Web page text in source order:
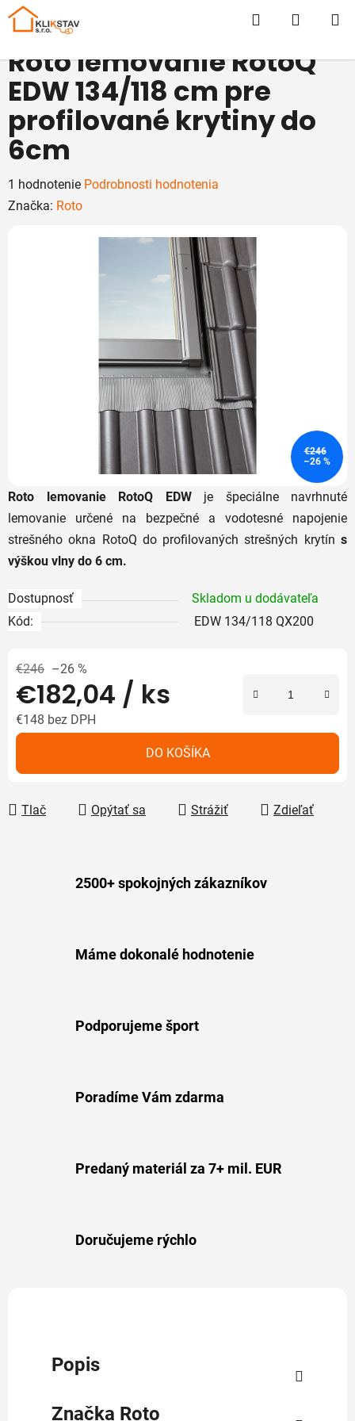
Prejsť
Hľadať
Roto lemovanie RotoQ EDW je špeciálne navrhnuté
lemovanie určené na bezpečné a vodotesné napojenie
strešnéhookna RotoQ do profilovanýchstrešných krytíns
výškou vlny do 6 cm.
Dostupnosť
Skladom u dodávateľa
Kód:
EDW 134/118 QX200
€246 –26 %
€182,04 / ks
€148 bez DPH
DO KOŠÍKA
Tlač Opýtať sa Strážiť Zdieľať
Roto lemovanie RotoQ
EDW 134/118 cm pre
profilované krytiny do
6cm
Priemerné
hodnotenie
1 hodnotenie Podrobnosti hodnotenia
Značka: Roto
€246
–26 %
2500+ spokojných zákazníkov
Máme dokonalé hodnotenie
Podporujeme šport
Poradíme Vám zdarma
Predaný materiál za 7+ mil. EUR
Doručujeme rýchlo
Popis
Značka Roto